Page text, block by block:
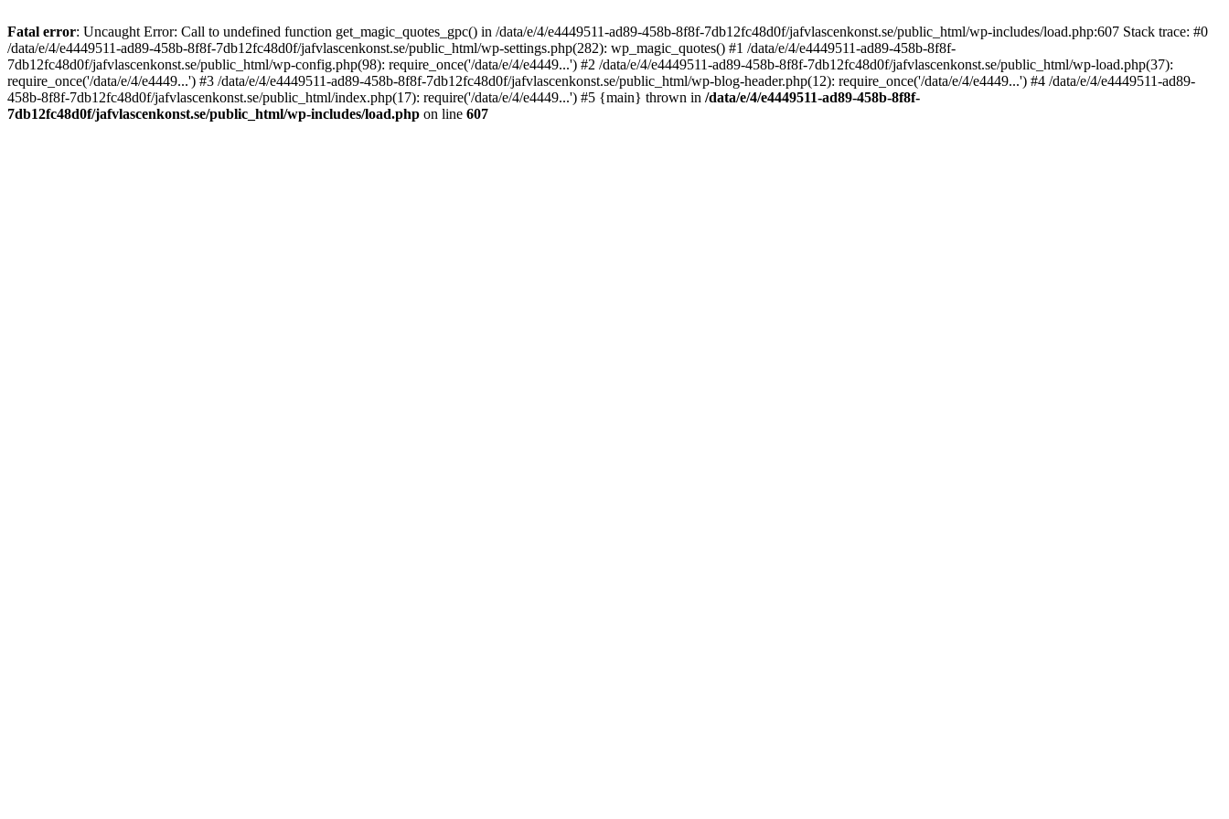
Fatal error: Uncaught Error: Call to undefined function get_magic_quotes_gpc() in /data/e/4/e4449511-ad89-458b-8f8f-7db12fc48d0f/jafvlascenkonst.se/public_html/wp-includes/load.php:607 Stack trace: #0
/data/e/4/e4449511-ad89-458b-8f8f-7db12fc48d0f/jafvlascenkonst.se/public_html/wp-settings.php(282): wp_magic_quotes() #1 /data/e/4/e4449511-ad89-458b-8f8f-
7db12fc48d0f/jafvlascenkonst.se/public_html/wp-config.php(98): require_once('/data/e/4/e4449...') #2 /data/e/4/e4449511-ad89-458b-8f8f-7db12fc48d0f/jafvlascenkonst.se/public_html/wp-load.php(37):
require_once('/data/e/4/e4449...') #3 /data/e/4/e4449511-ad89-458b-8f8f-7db12fc48d0f/jafvlascenkonst.se/public_html/wp-blog-header.php(12): require_once('/data/e/4/e4449...') #4 /data/e/4/e4449511-ad89-
458b-8f8f-7db12fc48d0f/jafvlascenkonst.se/public_html/index.php(17): require('/data/e/4/e4449...') #5 {main} thrown in /data/e/4/e4449511-ad89-458b-8f8f-
7db12fc48d0f/jafvlascenkonst.se/public_html/wp-includes/load.php on line 607